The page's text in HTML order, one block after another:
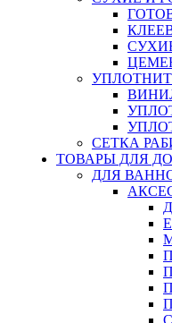
СЕТКА
ТОВАРЫ ДЛЯ
ДЛЯ